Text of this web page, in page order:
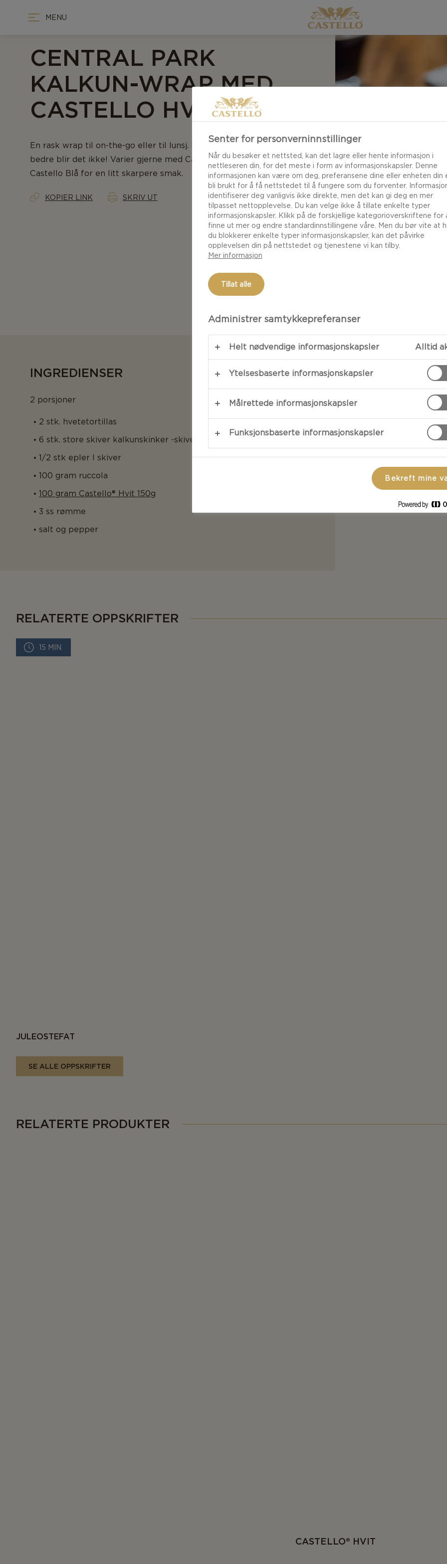
MENU
CENTRAL PARK
KALKUN-WRAP MED
CASTELLO HVIT
En rask wrap til on-the-go eller til lunsj. Kalkun og hvitmuggost -
bedre blir det ikke! Varier gjerne med Castello Hvit med Chili eller
Castello Blå for en litt skarpere smak.
KOPIER LINK SKRIV UT
INGREDIENSER
2 porsjoner
2 stk. hvetetortillas
6 stk. store skiver kalkunskinker -skiver
1/2 stk epler I skiver
100 gram ruccola
100 gram Castello® Hvit 150g
3 ss rømme
salt og pepper
Knus litt
Smak til med
tortillaen.
Legg salat,
RELATERTE OPPSKRIFTER
15 MIN.
JULEOSTEFAT
SE ALLE OPPSKRIFTER
RELATERTE PRODUKTER
CASTELLO® HVIT
Senter for personverninnstillinger
Når du besøker et nettsted, kan det lagre eller hente informasjon i
nettleseren din, for det meste i form av informasjonskapsler. Denne
informasjonen kan være om deg, preferansene dine eller enheten din
bli brukt for å få nettstedet til å fungere som du forventer.
identifiserer deg vanligvis ikke direkte, men det kan gi deg en mer
tilpasset nettopplevelse. Du kan velge ikke å tillate enkelte typer
informasjonskapsler. Klikk på de forskjellige kategorioverskriftene for
finne ut mer og endre standardinnstillingene våre. Men du bør vite at
du blokkerer enkelte typer informasjonskapsler, kan det påvirke
opplevelsen din på nettstedet og tjenestene vi kan tilby.
Mer informasjon
Tillat alle
Administrer samtykkepreferanser
Helt nødvendige informasjonskapsler Alltid
Ytelsesbaserte informasjonskapsler
Målrettede informasjonskapsler
Funksjonsbaserte informasjonskapsler
Bekreft mine